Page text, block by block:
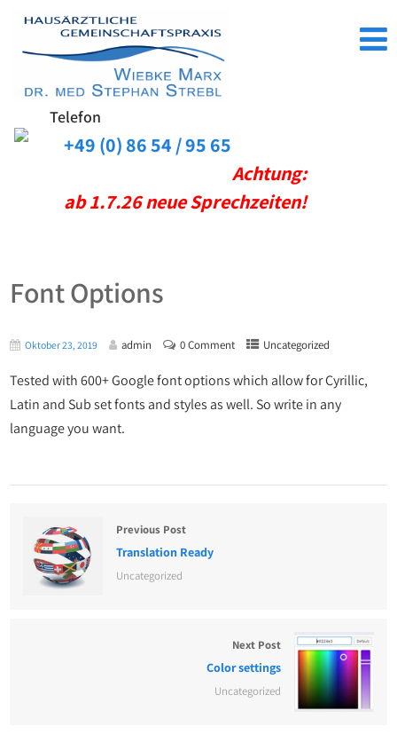
Telefon
+49 (0) 86 54 / 95 65
Achtung:
ab 1.7.26 neue Sprechzeiten!
Font Options
Oktober 23, 2019 admin 0 Comment Uncategorized
Tested with 600+ Google font options which allow for Cyrillic,
Latin and Sub set fonts and styles as well. So write in any
language you want.
Previous Post
Translation Ready
Uncategorized
Next Post
Color settings
Uncategorized